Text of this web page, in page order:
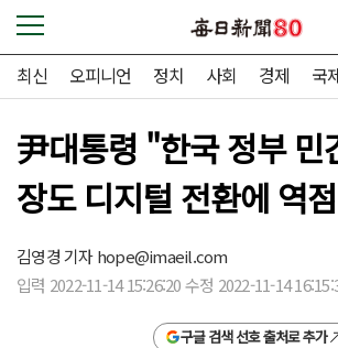
최신 오피니언 정치 사회 경제 국
尹대통령 "한국 정부 민
장도 디지털 전환에 역
김영경 기자hope@imaeil.com
입력 2022-11-14 15:26:20 수정 2022-11-14
구글 검색 선호 출처로 추가